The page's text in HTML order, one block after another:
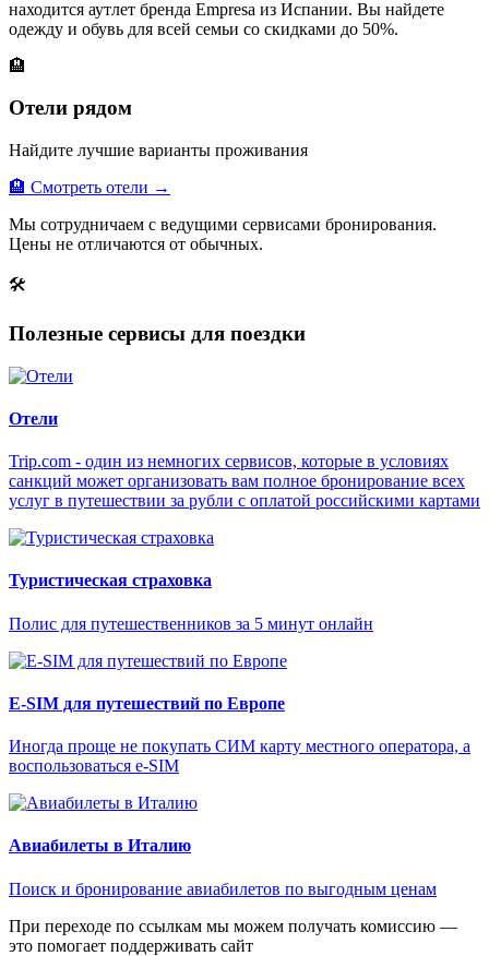
находится аутлет бренда Empresa из Испании. Вы найдете
одежду и обувь для всей семьи со скидками до 50%.
🏨
Отели рядом
Найдите лучшие варианты проживания
🏨 Смотреть отели →
Мы сотрудничаем с ведущими сервисами бронирования.
Цены не отличаются от обычных.
🛠
Полезные сервисы для поездки
Отели
Trip.com - один из немногих сервисов, которые в условиях
санкций может организовать вам полное бронирование всех
услуг в путешествии за рубли с оплатой российскими картами
Туристическая страховка
Полис для путешественников за 5 минут онлайн
E-SIM для путешествий по Европе
Иногда проще не покупать СИМ карту местного оператора, а
воспользоваться e-SIM
Авиабилеты в Италию
Поиск и бронирование авиабилетов по выгодным ценам
При переходе по ссылкам мы можем получать комиссию —
это помогает поддерживать сайт